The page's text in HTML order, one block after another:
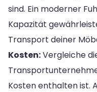
sind. Ein moderner
Kapazität
Transport deiner
Kosten:Vergleiche
Kosten enthalten ist.